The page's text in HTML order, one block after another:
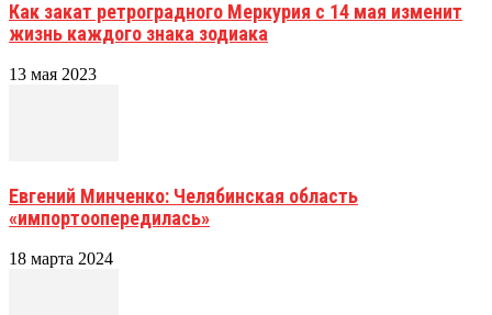
Как закат ретроградного Меркурия с 14 мая изменит
жизнь каждого знака зодиака
13 мая 2023
Евгений Минченко: Челябинская область
«импортоопередилась»
18 марта 2024